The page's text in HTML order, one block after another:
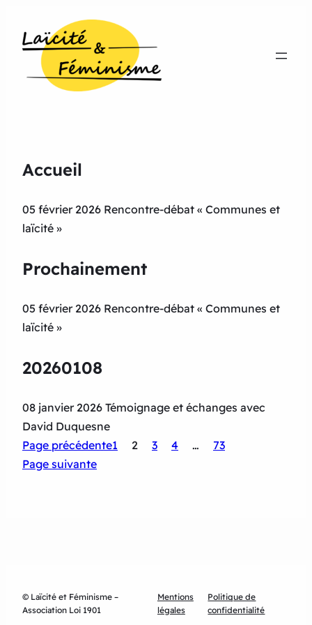
Accueil
05 février 2026 Rencontre-débat « Communes et
laïcité »
Prochainement
05 février 2026 Rencontre-débat « Communes et
laïcité »
20260108
08 janvier 2026 Témoignage et échanges avec
David Duquesne
Page précédente1 2 3 4 …
73
Page suivante
© Laïcité et Féminisme –
Association Loi 1901
Mentions
légales
Politique de
confidentialité